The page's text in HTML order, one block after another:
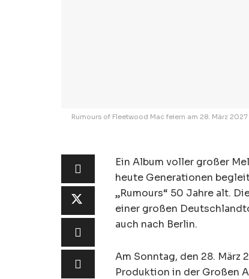
Rumours of Fleetwood Mac feiern am 28. März
Ein Album voller großer
heute Generationen
„Rumours“ 50 Jahre alt.
einer großen
auch nach Berlin.
Am Sonntag, den 28.
Produktion in der Großen